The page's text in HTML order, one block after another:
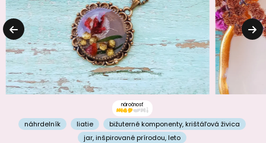
náročnosť
náhrdelník liatie bižuterné komponenty, krištáľová živica
jar,inšpirované prírodou, leto